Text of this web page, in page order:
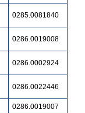
0285.0081840
0286.0019008
0286.0002924
0286.0022446
0286.0019007